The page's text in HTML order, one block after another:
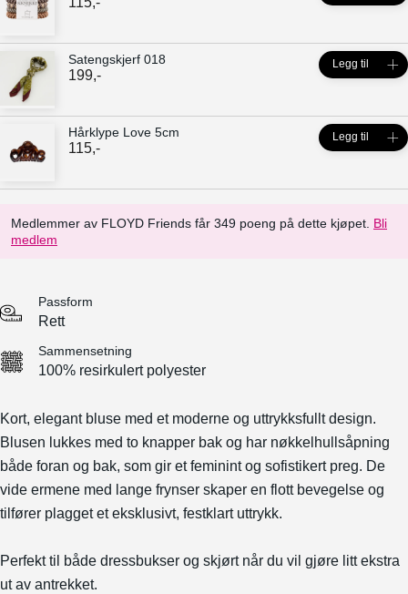
Medlemmer av FLOYD Friends får 349 poeng på dette kjøpet. Bli
medlem
Satengskjerf 018
199,-
Legg til
Hårklype Love 5cm
115,-
Legg til
Passform
Rett
Sammensetning
100% resirkulert polyester
Kort, elegant bluse med et moderne og uttrykksfullt design.
Blusen lukkes med to knapper bak og har nøkkelhullsåpning
både foran og bak, som gir et feminint og sofistikert preg. De
vide ermene med lange frynser skaper en flott bevegelse og
tilfører plagget et eksklusivt, festklart uttrykk.
Perfekt til både dressbukser og skjørt når du vil gjøre litt ekstra
ut av antrekket.